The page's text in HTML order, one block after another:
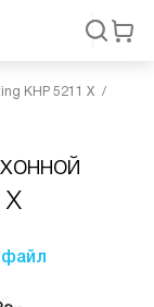
KHP 5211 X
файл